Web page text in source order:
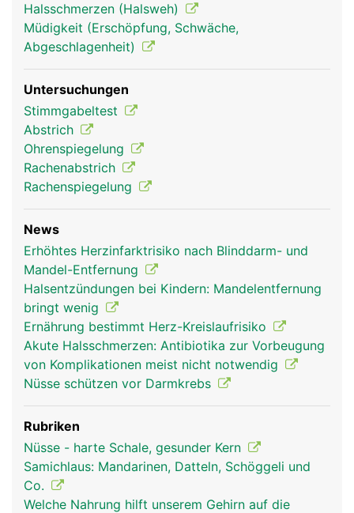
Halsschmerzen (Halsweh)
Müdigkeit (Erschöpfung, Schwäche,
Abgeschlagenheit)
Untersuchungen
Stimmgabeltest
Abstrich
Ohrenspiegelung
Rachenabstrich
Rachenspiegelung
News
Erhöhtes Herzinfarktrisiko nach Blinddarm- und
Mandel-Entfernung
Halsentzündungen bei Kindern: Mandelentfernung
bringt wenig
Ernährung bestimmt Herz-Kreislaufrisiko
Akute Halsschmerzen: Antibiotika zur Vorbeugung
von Komplikationen meist nicht notwendig
Nüsse schützen vor Darmkrebs
Rubriken
Nüsse - harte Schale, gesunder Kern
Samichlaus: Mandarinen, Datteln, Schöggeli und
Co.
Welche Nahrung hilft unserem Gehirn auf die